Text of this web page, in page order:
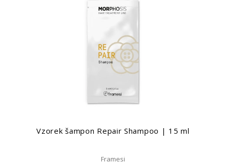
Vzorek šampon Repair Shampoo | 15 ml
Framesi